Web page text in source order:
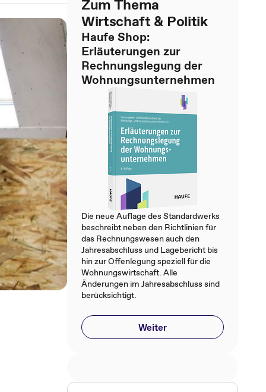
Zum Thema
Wirtschaft & Politik
Haufe Shop:
Erläuterungen zur
Rechnungslegung der
Wohnungsunternehmen
Die neue Auflage des Standardwerks
beschreibt neben den Richtlinien für
das Rechnungswesen auch den
Jahresabschluss und Lagebericht bis
hin zur Offenlegung speziell für die
Wohnungswirtschaft. Alle
Änderungen im Jahresabschluss sind
berücksichtigt.
Weiter